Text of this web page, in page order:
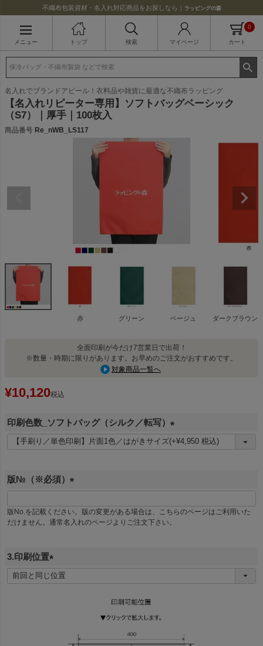
不織布包装資材・名入れ対応商品をお探しなら｜ ラッピングの森
メニュー トップ 検索 マイページ カート
0
名入れでブランドアピール！衣料品や雑貨に最適な不織布ラッピング
【名入れリピーター専用】ソフトバッグベーシック
（S7）｜厚手｜100枚入
商品番号 Re_nWB_LS117
赤 グリーン ベージュ ダークブラウン
全面印刷が今だけ7営業日で出荷！
※数量・時期に限りがあります。お早めのご注文がおすすめです。
対象商品一覧へ
¥10,120税込
印刷色数_ソフトバッグ（シルク／転写）
(
必
版№（※必須）
必
須
版No.を記載ください。版の変更がある場合は、こちらのページはご利用いた
だけません。通常名入れのページよりご注文下さい。
3.印刷位置
(
必